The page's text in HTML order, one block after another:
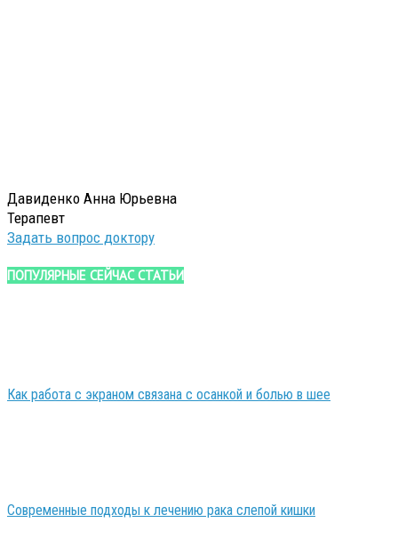
Давиденко Анна Юрьевна
Терапевт
Задать вопрос доктору
ПОПУЛЯРНЫЕ СЕЙЧАС СТАТЬИ
Как работа с экраном связана с осанкой и болью в шее
Современные подходы к лечению рака слепой кишки